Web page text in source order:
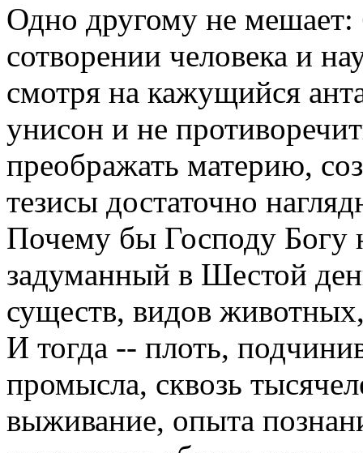
Одно другому не мешает:
сотворении человека и
смотря на кажущийся
унисон и не
преображать материю,
тезисы достаточно
Почему бы Господу Богу
задуманный в Шестой
существ, видов
И тогда -- плоть,
промысла, сквозь
выживание, опыта